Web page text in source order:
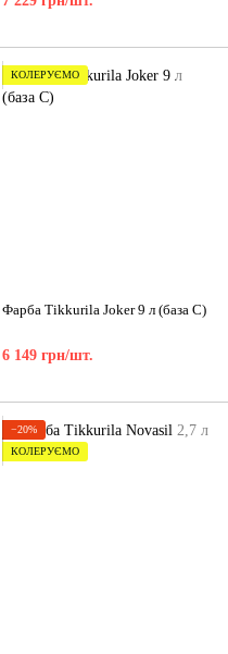
КОЛЕРУЄМО
Фарба Tikkurila Joker 9 л (база C)
6 149 грн/шт.
−20%
КОЛЕРУЄМО